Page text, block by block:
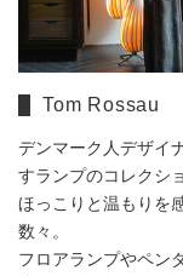
Tom Rossau
デンマーク人デザイ
すランプのコレクシ
ほっこりと温もりを
数々。
フロアランプやペン